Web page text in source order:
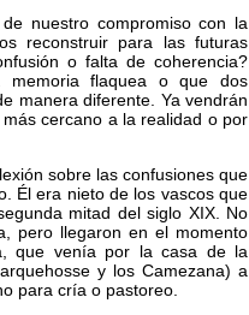
nuestro compromiso con la
reconstruir para las futuras
o falta de coherencia?
memoria flaquea o que dos
manera diferente. Ya vendrán
cercano a la realidad o por
sobre las confusiones que
Él era nieto de los vascos que
mitad del siglo XIX. No
pero llegaron en el momento
que venía por la casa de la
y los Camezana) a
para cría o pastoreo.